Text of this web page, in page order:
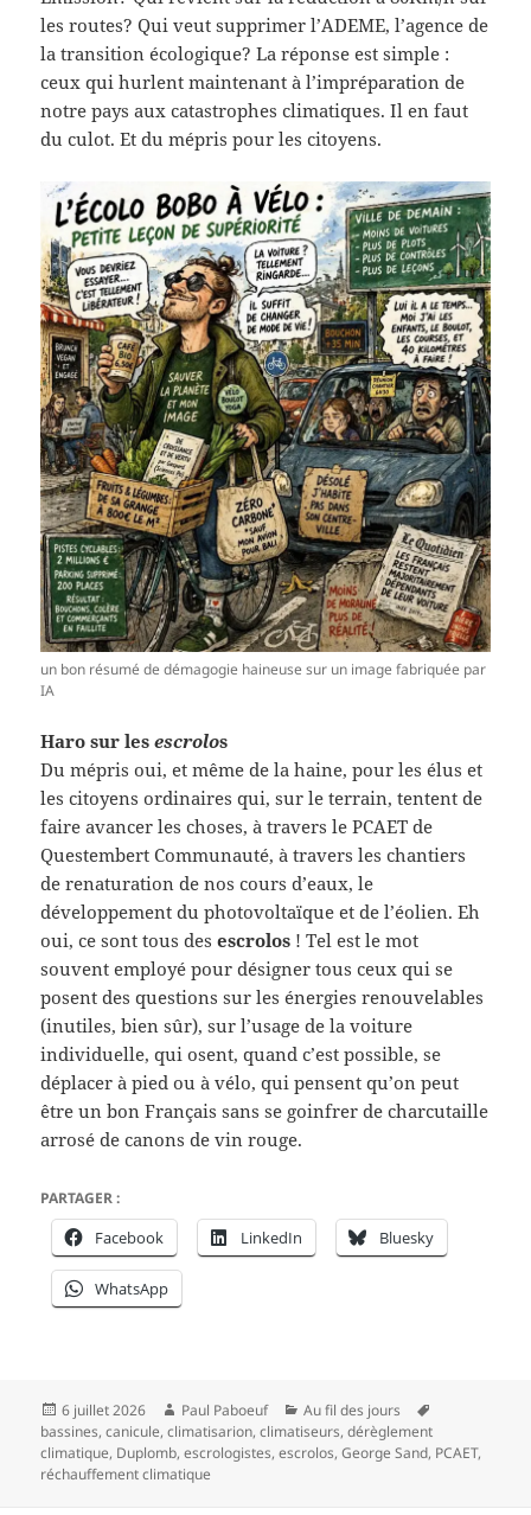
les routes? Qui veut supprimer l’ADEME, l’agence de
la transition écologique? La réponse est simple :
ceux qui hurlent maintenant à l’impréparation de
notre pays aux catastrophes climatiques. Il en faut
du culot. Et du mépris pour les citoyens.
un bon résumé de démagogie haineuse sur un image fabriquée par
IA
Haro sur lesescrolos
Du mépris oui, et même de la haine, pour les élus et
les citoyens ordinaires qui, sur le terrain, tentent de
faire avancer les choses, à travers le PCAET de
Questembert Communauté, à travers les chantiers
de renaturation de nos cours d’eaux, le
développement du photovoltaïque et de l’éolien. Eh
oui, ce sont tous desescrolos ! Tel est le mot
souvent employé pour désigner tous ceux qui se
posent des questions sur les énergies renouvelables
(inutiles, bien sûr), sur l’usage de la voiture
individuelle, qui osent, quand c’est possible, se
déplacer à pied ou à vélo, qui pensent qu’on peut
être un bon Français sans se goinfrer de charcutaille
arrosé de canons de vin rouge.
PARTAGER :
Facebook LinkedIn Bluesky
WhatsApp
Publié
le
6 juillet 2026 Auteur
Paul Paboeuf Catégories
Au fil des jours
bassines,canicule,climatisarion,climatiseurs,dérèglement
climatique, Duplomb,escrologistes,escrolos,George Sand, PCAET,
réchauffement climatique